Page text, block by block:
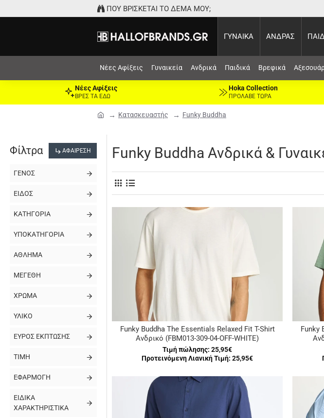
ΠΟΥ ΒΡΙΣΚΕΤΑΙ ΤΟ ΔΕΜΑ ΜΟΥ;
ΓΥΝΑΙΚΑ ΑΝΔΡΑΣ
Νέες Αφίξεις Γυναικεία Ανδρικά Παιδικά Βρεφικά
Κατασκευαστής Funky Buddha
Νέες Αφίξεις
ΒΡΕΣ ΤΑ ΕΔΩ
Hoka Collection
ΠΡΟΛΑΒΕ ΤΩΡΑ
Φίλτρα ΑΦΑΊΡΕΣΗ
ΤΙΜΉ
ΜΕΓΈΘΗ
ΥΠΟΚΑΤΗΓΟΡΊΑ
ΥΛΙΚΌ
ΕΙΔΙΚΆ
ΧΑΡΑΚΤΗΡΙΣΤΙΚΆ
ΆΘΛΗΜΑ
ΚΑΤΗΓΟΡΊΑ
ΧΡΏΜΑ
ΕΦΑΡΜΟΓΉ
ΓΈΝΟΣ
ΕΊΔΟΣ
ΕΎΡΟΣ ΈΚΠΤΩΣΗΣ
Funky Buddha Ανδρικά &
Funky Buddha The Essentials Relaxed Fit T-Shirt
Ανδρικό (FBM013-309-04-OFF-WHITE)
Τιμή πώλησης: 25,95€
Προτεινόμενη Λιανική Τιμή: 25,95€
Funky